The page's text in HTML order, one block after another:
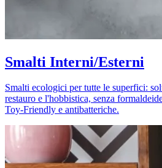
Smalti Interni/Esterni
Smalti ecologici per tutte le superfici:
restauro e l'hobbistica, senza
Toy-Friendly e antibatteriche.